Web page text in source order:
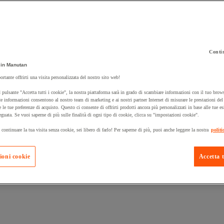
un prodotto:
Manutan Expert
Prodotti in
Manutan
offrirti una visita personalizzata del nostro sito web!
pulsante "Accetta tutti i cookie", la nostra piattaforma sarà in grado di scambiare informazioni con il tuo
informazioni consentono al nostro team di marketing e ai nostri partner Internet di misurare le prestazioni
le tue preferenze di acquisto. Questo ci consente di offrirti prodotti ancora più personalizzati in base alle tue
Se vuoi saperne di più sulle finalità di ogni tipo di cookie, clicca su "impostazioni cookie".
la tua visita senza cookie, sei libero di farlo! Per saperne di più, puoi anche leggere la nostra
Accetta
cookie